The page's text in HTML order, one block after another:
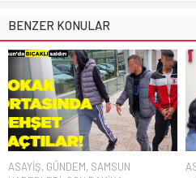
BENZER KONULAR
ASAYİŞ, GÜNDEM, SAMSUN